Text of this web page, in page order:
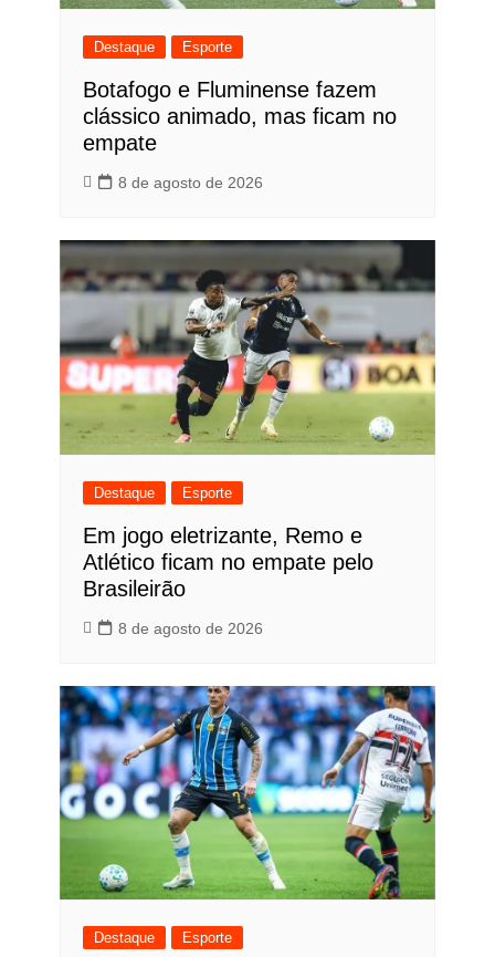
Destaque Esporte
Botafogo e Fluminense fazem
clássico animado, mas ficam no
empate
8 de agosto de 2026
Destaque Esporte
Em jogo eletrizante, Remo e
Atlético ficam no empate pelo
Brasileirão
8 de agosto de 2026
Destaque Esporte